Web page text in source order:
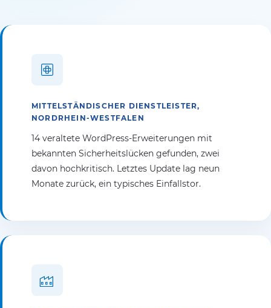
MITTELSTÄNDISCHER DIENSTLEISTER,
NORDRHEIN-WESTFALEN
14 veraltete WordPress-Erweiterungen mit
bekannten Sicherheitslücken gefunden, zwei
davon hochkritisch. Letztes Update lag neun
Monate zurück, ein typisches Einfallstor.